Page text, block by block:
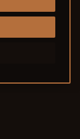
PREMIUM
#10: